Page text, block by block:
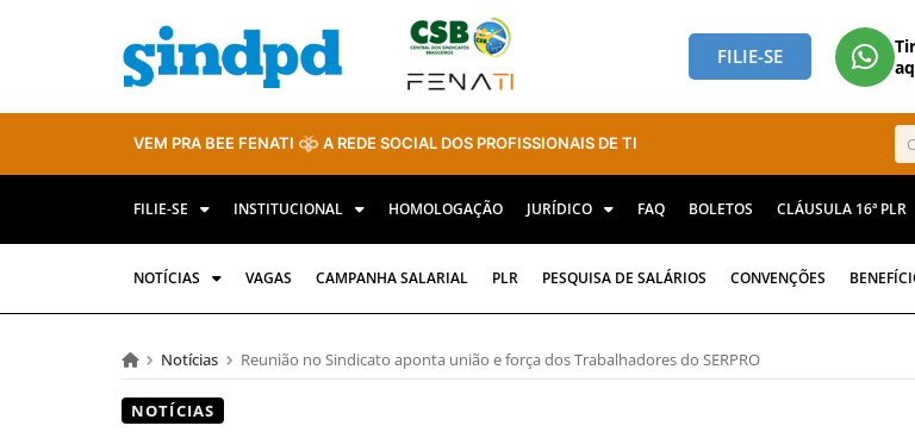
FILIE-SE
VEM PRA BEE FENATI A REDE SOCIAL DOS PROFISSIONAIS DE TI
FILIE-SE INSTITUCIONAL HOMOLOGAÇÃO JURÍDICO FAQ BOLETOS CLÁUSULA 16ª PLR
NOTÍCIAS VAGAS CAMPANHA SALARIAL PLR PESQUISA DE SALÁRIOS CONVENÇÕES
Notícias Reunião no Sindicato aponta união e força dos Trabalhadores do SERPRO
NOTÍCIAS